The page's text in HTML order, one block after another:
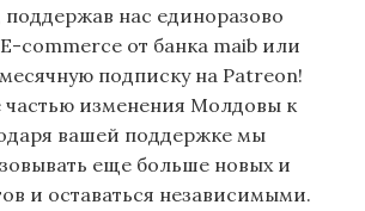
нас единоразово
commerce от банка maib или
подписку на Patreon!
частью изменения Молдовы к
вашей поддержке мы
еще больше новых и
и оставаться независимыми.